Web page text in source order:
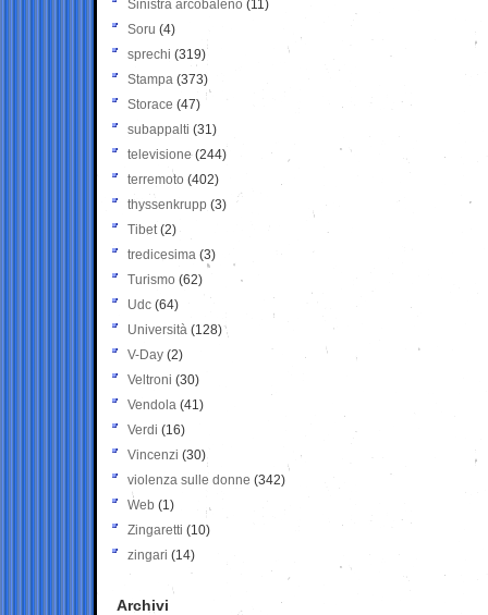
Sinistra arcobaleno (11)
Soru (4)
sprechi (319)
Stampa (373)
Storace (47)
subappalti (31)
televisione(244)
terremoto (402)
thyssenkrupp (3)
Tibet(2)
tredicesima (3)
Turismo (62)
Udc (64)
Università (128)
V-Day (2)
Veltroni (30)
Vendola (41)
Verdi (16)
Vincenzi (30)
violenza sulle donne (342)
Web (1)
Zingaretti (10)
zingari (14)
Archivi